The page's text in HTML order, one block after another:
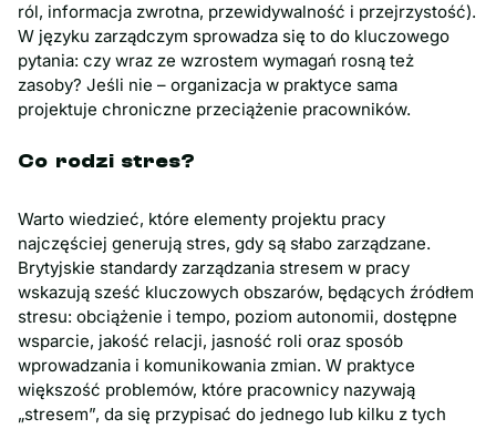
ról, informacja zwrotna, przewidywalność i przejrzystość).
W języku zarządczym sprowadza się to do kluczowego
pytania: czy wraz ze wzrostem wymagań rosną też
zasoby? Jeśli nie – organizacja w praktyce sama
projektuje chroniczne przeciążenie pracowników.
Co rodzi stres?
Warto wiedzieć, które elementy projektu pracy
najczęściej generują stres, gdy są słabo zarządzane.
Brytyjskie standardy zarządzania stresem w pracy
wskazują sześć kluczowych obszarów, będących źródłem
stresu: obciążenie i tempo, poziom autonomii, dostępne
wsparcie, jakość relacji, jasność roli oraz sposób
wprowadzania i komunikowania zmian. W praktyce
większość problemów, które pracownicy nazywają
„stresem”, da się przypisać do jednego lub kilku z tych